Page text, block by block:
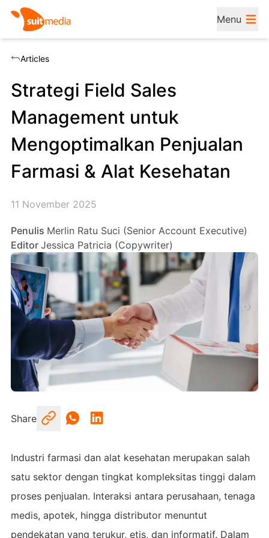
Menu
Articles
Strategi Field Sales
Management untuk
Mengoptimalkan Penjualan
Farmasi & Alat Kesehatan
11 November 2025
Penulis Merlin Ratu Suci (Senior Account Executive)
Editor Jessica Patricia (Copywriter)
Share
Industri farmasi dan alat kesehatan merupakan salah
satu sektor dengan tingkat kompleksitas tinggi dalam
proses penjualan. Interaksi antara perusahaan, tenaga
medis, apotek, hingga distributor menuntut
pendekatan yang terukur, etis, dan informatif. Dalam